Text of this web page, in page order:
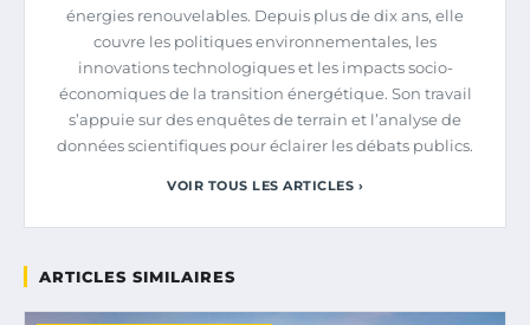
énergies renouvelables. Depuis plus de dix ans, elle
couvre les politiques environnementales, les
innovations technologiques et les impacts socio-
économiques de la transition énergétique. Son travail
s’appuie sur des enquêtes de terrain et l’analyse de
données scientifiques pour éclairer les débats publics.
VOIR TOUS LES ARTICLES ›
ARTICLES SIMILAIRES